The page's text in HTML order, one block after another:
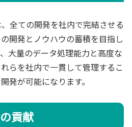
全ての開発を社内で完結させる
開発とノウハウの蓄積を目指し
大量のデータ処理能力と高度な
らを社内で一貫して管理するこ
発が可能になります。
貢献